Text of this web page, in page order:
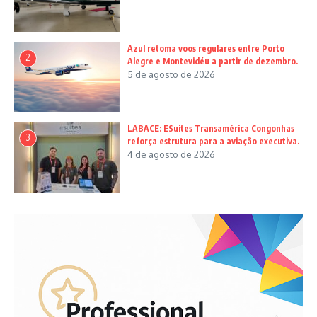
2
Azul retoma voos regulares entre Porto
Alegre e Montevidéu a partir de dezembro.
5 de agosto de 2026
3
LABACE: ESuites Transamérica Congonhas
reforça estrutura para a aviação executiva.
4 de agosto de 2026